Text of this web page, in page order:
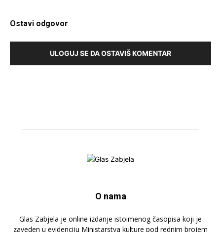
Ostavi odgovor
ULOGUJ SE DA OSTAVIŠ KOMENTAR
O nama
Glas Zabjela je online izdanje istoimenog časopisa koji je
zaveden u evidenciju Ministarstva kulture pod rednim brojem